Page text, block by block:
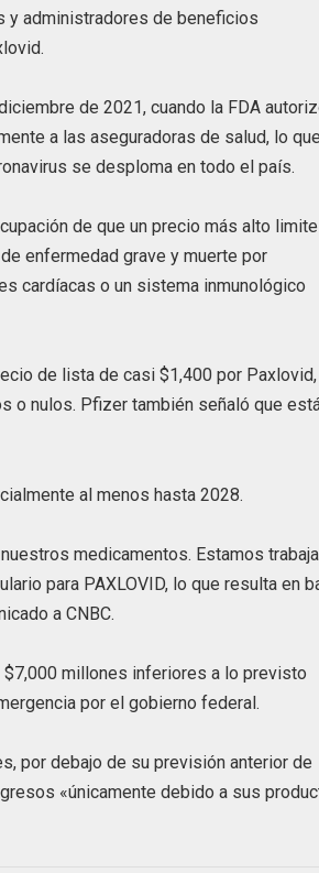
y administradores de beneficios
de 2021, cuando la FDA
a las aseguradoras de salud, lo
se desploma en todo el país.
de que un precio más alto
enfermedad grave y muerte por
cardíacas o un sistema inmunológico
de lista de casi $1,400 por
o nulos. Pfizer también señaló que
al menos hasta 2028.
medicamentos. Estamos
para PAXLOVID, lo que resulta en
a CNBC.
millones inferiores a lo previsto
por el gobierno federal.
por debajo de su previsión anterior de
«únicamente debido a sus